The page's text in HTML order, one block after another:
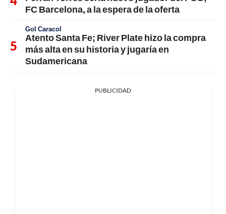
FC Barcelona, a la espera de la oferta
Gol Caracol
Atento Santa Fe; River Plate hizo la compra
más alta en su historia y jugaría en
Sudamericana
PUBLICIDAD